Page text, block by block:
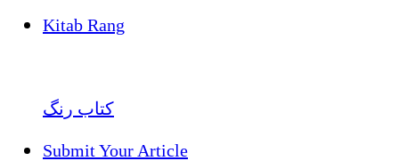
Kitab Rang
کتاب رنگ
Submit Your Article